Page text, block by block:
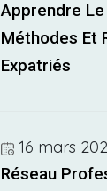
Apprendre
Méthodes Et
Expatriés
16 mars
Réseau